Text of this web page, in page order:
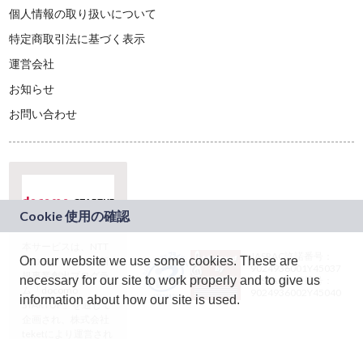
個人情報の取り扱いについて
特定商取引法に基づく表示
運営会社
お知らせ
お問い合わせ
ドコモグループの新
規事業創出プログラ
ム「docomo
STARTUP」を通じて
JASRAC許諾番号：
9024936001Y45037
JASRAC許諾番号：
On our website we use some cookies. These are
necessary for our site to work properly and to give us
information about how our site is used.